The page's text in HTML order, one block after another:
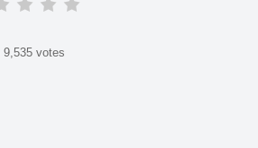
9,535 votes